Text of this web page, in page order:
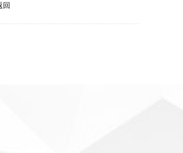
回